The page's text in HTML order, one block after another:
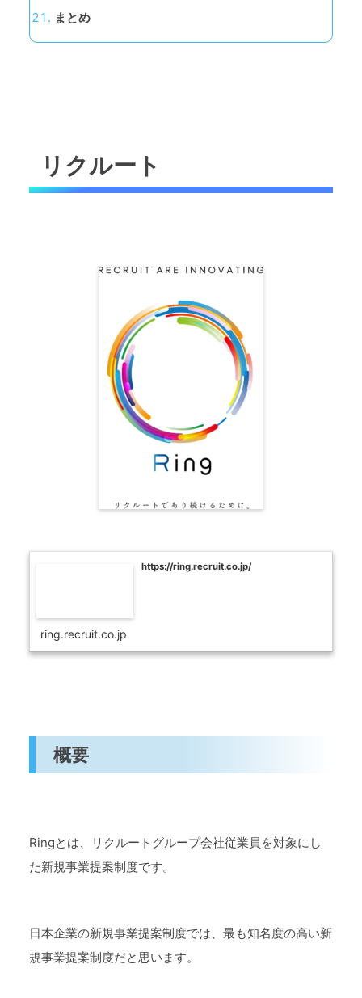
まとめ
リクルート
https://ring.recruit.co.jp/
ring.recruit.co.jp
概要
Ringとは、リクルートグループ会社従業員を対象にし
た新規事業提案制度です。
日本企業の新規事業提案制度では、最も知名度の高い新
規事業提案制度だと思います。